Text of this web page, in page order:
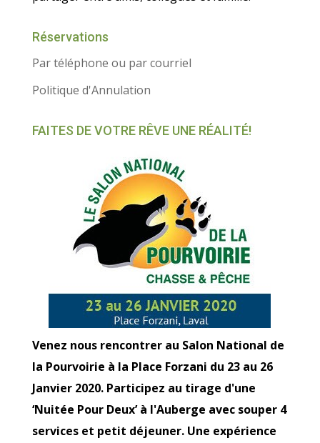
Réservations
Par téléphone ou par courriel
Politique d'Annulation
FAITES DE VOTRE RÊVE UNE RÉALITÉ!
Venez nous rencontrer au Salon National de
la Pourvoirie à la Place Forzani du 23 au 26
Janvier 2020. Participez au tirage d'une
‘Nuitée Pour Deux’ à l'Auberge avec souper 4
services et petit déjeuner. Une expérience